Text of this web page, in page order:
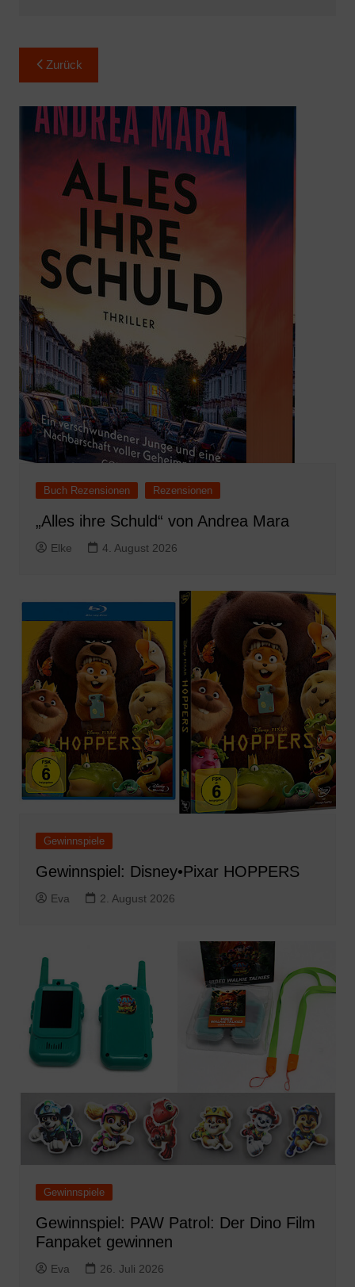
Beitragsnavigation
Zurück
Buch Rezensionen Rezensionen
„Alles ihre Schuld“ von Andrea Mara
Elke 4. August 2026
Gewinnspiele
Gewinnspiel: Disney•Pixar HOPPERS
Eva 2. August 2026
Gewinnspiele
Gewinnspiel: PAW Patrol: Der Dino Film
Fanpaket gewinnen
Eva 26. Juli 2026